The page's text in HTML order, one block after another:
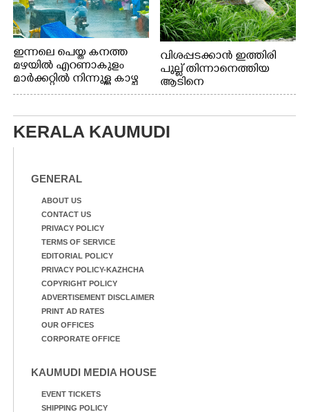
ഇന്നലെ പെയ്ത കനത്ത
മഴയിൽ എറണാകുളം
മാർക്കറ്റിൽ നിന്നുള്ള കാഴ്ച
വിശപ്പടക്കാൻ ഇത്തിരി
പുല്ല് തിന്നാനെത്തിയ
ആടിനെ
ആക്രമിക്കാനൊരുങ്ങുന്ന
വാത്തുരുത്തിയിൽ
KERALA KAUMUDI
GENERAL
ABOUT US
CONTACT US
PRIVACY POLICY
TERMS OF SERVICE
EDITORIAL POLICY
PRIVACY POLICY-KAZHCHA
COPYRIGHT POLICY
ADVERTISEMENT DISCLAIMER
PRINT AD RATES
OUR OFFICES
CORPORATE OFFICE
KAUMUDI MEDIA HOUSE
EVENT TICKETS
SHIPPING POLICY